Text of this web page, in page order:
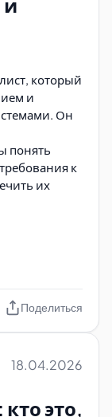
и
который
и
Он
понять
к
их
-
и
полностью
-
для
Поделиться
18.04.2026
это,